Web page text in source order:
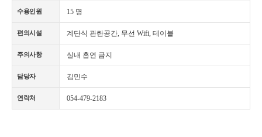
수용인원 15 명
편의시설 계단식 관란공간, 무선 Wifi, 테이블
주의사항 실내 흡연 금지
담당자 김민수
연락처 054-479-2183